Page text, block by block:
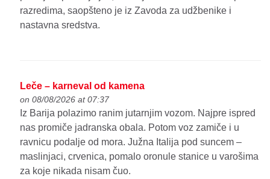
razredima, saopšteno je iz Zavoda za udžbenike i
nastavna sredstva.
Leče – karneval od kamena
on 08/08/2026 at 07:37
Iz Barija polazimo ranim jutarnjim vozom. Najpre ispred
nas promiče jadranska obala. Potom voz zamiče i u
ravnicu podalje od mora. Južna Italija pod suncem –
maslinjaci, crvenica, pomalo oronule stanice u varošima
za koje nikada nisam čuo.